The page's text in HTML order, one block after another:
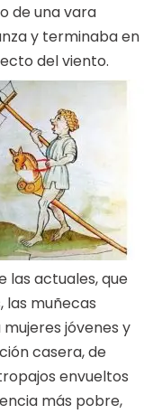
de una vara
y terminaba en
del viento.
las actuales, que
las muñecas
jóvenes y
casera, de
envueltos
más pobre,